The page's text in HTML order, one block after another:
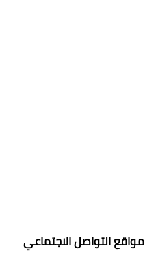
مواقع التواصل الاجتماعي